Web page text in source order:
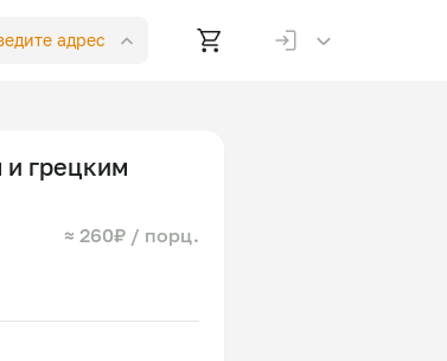
адрес
и грецким
≈ 260₽ / порц.